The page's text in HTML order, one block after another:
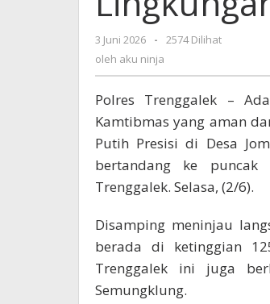
3 Juni 2026
oleh
aku
ninja
-
2574 Dilihat
oleh aku ninja
Polres Trenggalek –
Kamtibmas yang aman
Putih Presisi di Desa
bertandang ke puncak
Trenggalek. Selasa, (2/6).
Disamping meninjau
berada di ketinggian
Trenggalek ini juga
Semungklung.